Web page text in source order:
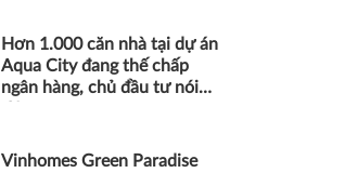
Hơn 1.000 căn nhà tại dự án
Aqua City đang thế chấp
ngân hàng, chủ đầu tư nói
Vinhomes Green Paradise